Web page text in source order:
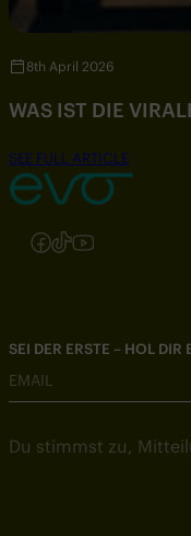
8th April 2026
WAS IST DIE
SEE FULL ARTICLE
Folgen Sie uns auf
Folgen Sie uns auf
Folgen Sie uns
Folgen Sie
SEI DER ERSTE – HOL DIR
EMAIL
Du stimmst zu,